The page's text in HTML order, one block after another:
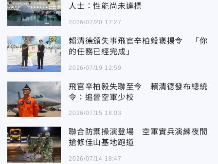
人士：性能尚未達標
2026/07/20 17:27
賴清德頒失事飛官辛柏毅褒揚令 「你
的任務已經完成」
2026/07/19 12:59
飛官辛柏毅失聯至今 賴清德發布總統
令：追晉空軍少校
2026/07/15 18:03
聯合防禦操演登場 空軍實兵演練夜間
搶修佳山基地跑道
2026/07/14 18:47